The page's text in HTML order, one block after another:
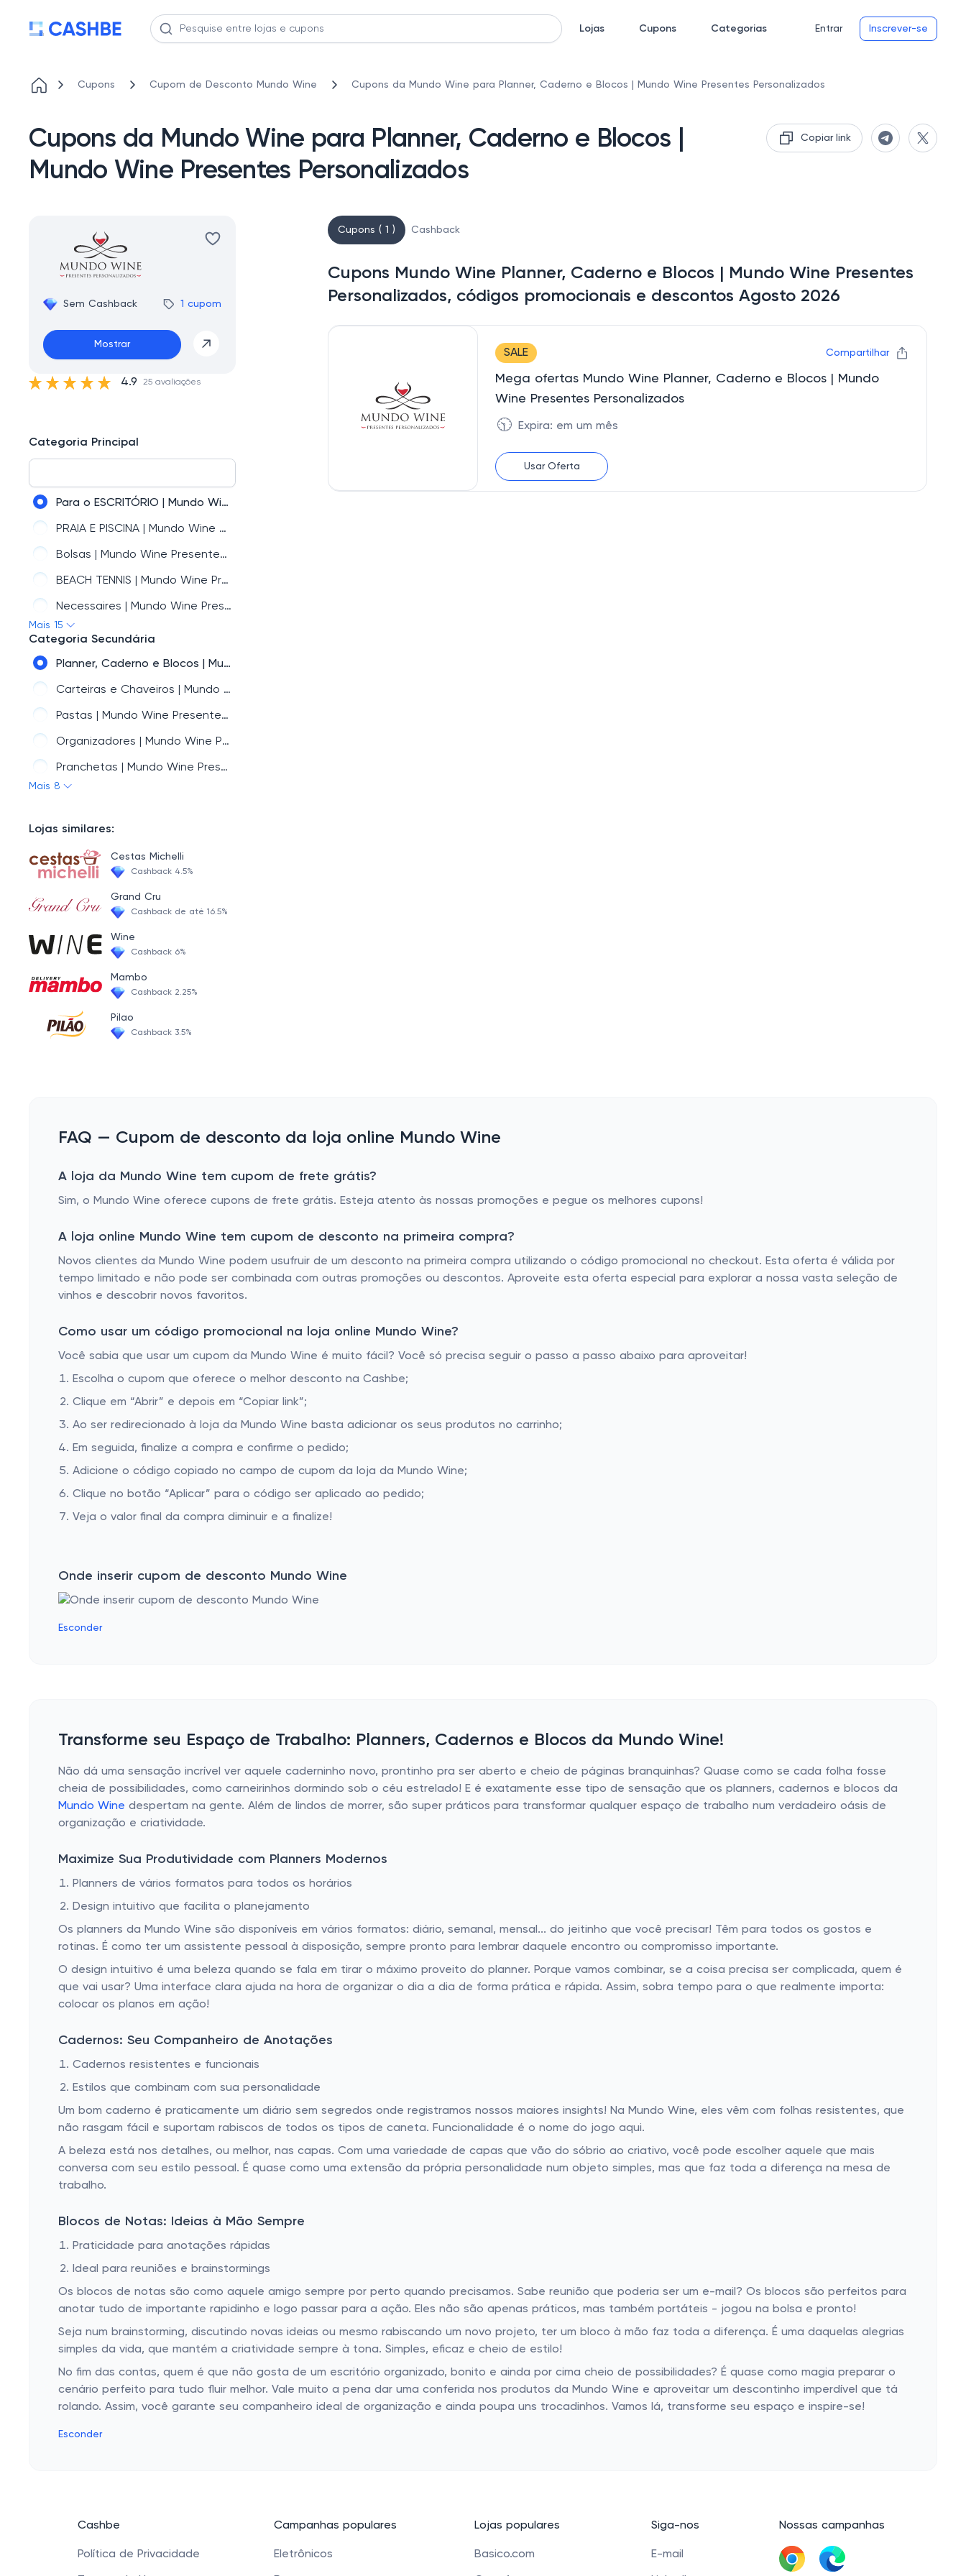
Lojas Cupons Categorias Entrar Inscrever-se
Cupons Cupom de Desconto Mundo Wine Cupons da Mundo Wine para Planner, Caderno e Blocos | Mundo Wine Presentes Personalizados
Cupons da Mundo Wine para Planner, Caderno e Blocos |
Mundo Wine Presentes Personalizados
Copiar link
Sem Cashback 1 cupom
Mostrar
4.9 25 avaliações
Categoria Principal
Para o ESCRITÓRIO | Mundo Wine Presentes Personalizados
PRAIA E PISCINA | Mundo Wine Presentes Personalizados
Bolsas | Mundo Wine Presentes Personalizados
BEACH TENNIS | Mundo Wine Presentes Personalizados
Necessaires | Mundo Wine Presentes Personalizados
MATERNIDADE | Mundo Wine Presentes Personalizados
Mais 15
Categoria Secundária
Planner, Caderno e Blocos | Mundo Wine Presentes Personalizados
Carteiras e Chaveiros | Mundo Wine Presentes Personalizados
Pastas | Mundo Wine Presentes Personalizados
Organizadores | Mundo Wine Presentes Personalizados
Pranchetas | Mundo Wine Presentes Personalizados
Mais 8
Lojas similares:
Cestas Michelli
Cashback 4.5%
Grand Cru
Cashback de até 16.5%
Wine
Cashback 6%
Mambo
Cashback 2.25%
Pilao
Cashback 3.5%
Cupons ( 1 ) Cashback
Cupons Mundo Wine Planner, Caderno e Blocos | Mundo Wine Presentes
Personalizados, códigos promocionais e descontos Agosto 2026
SALE Compartilhar
Mega ofertas Mundo Wine Planner, Caderno e Blocos | Mundo
Wine Presentes Personalizados
🕥 Expira: em um mês
Usar Oferta
FAQ — Cupom de desconto da loja online Mundo Wine
A loja da Mundo Wine tem cupom de frete grátis?
Sim, o Mundo Wine oferece cupons de frete grátis. Esteja atento às nossas promoções e pegue os melhores cupons!
A loja online Mundo Wine tem cupom de desconto na primeira compra?
Novos clientes da Mundo Wine podem usufruir de um desconto na primeira compra utilizando o código promocional no checkout. Esta oferta é válida por
tempo limitado e não pode ser combinada com outras promoções ou descontos. Aproveite esta oferta especial para explorar a nossa vasta seleção de
vinhos e descobrir novos favoritos.
Como usar um código promocional na loja online Mundo Wine?
Você sabia que usar um cupom da Mundo Wine é muito fácil? Você só precisa seguir o passo a passo abaixo para aproveitar!
Escolha o cupom que oferece o melhor desconto na Cashbe;
Clique em “Abrir” e depois em “Copiar link”;
Ao ser redirecionado à loja da Mundo Wine basta adicionar os seus produtos no carrinho;
Em seguida, finalize a compra e confirme o pedido;
Adicione o código copiado no campo de cupom da loja da Mundo Wine;
Clique no botão “Aplicar” para o código ser aplicado ao pedido;
Veja o valor final da compra diminuir e a finalize!
Onde inserir cupom de desconto Mundo Wine
Esconder
Transforme seu Espaço de Trabalho: Planners, Cadernos e Blocos da Mundo Wine!
Não dá uma sensação incrível ver aquele caderninho novo, prontinho pra ser aberto e cheio de páginas branquinhas? Quase como se cada folha fosse
cheia de possibilidades, como carneirinhos dormindo sob o céu estrelado! E é exatamente esse tipo de sensação que os planners, cadernos e blocos da
Mundo Wine despertam na gente. Além de lindos de morrer, são super práticos para transformar qualquer espaço de trabalho num verdadeiro oásis de
organização e criatividade.
Maximize Sua Produtividade com Planners Modernos
Planners de vários formatos para todos os horários
Design intuitivo que facilita o planejamento
Os planners da Mundo Wine são disponíveis em vários formatos: diário, semanal, mensal... do jeitinho que você precisar! Têm para todos os gostos e
rotinas. É como ter um assistente pessoal à disposição, sempre pronto para lembrar daquele encontro ou compromisso importante.
O design intuitivo é uma beleza quando se fala em tirar o máximo proveito do planner. Porque vamos combinar, se a coisa precisa ser complicada, quem é
que vai usar? Uma interface clara ajuda na hora de organizar o dia a dia de forma prática e rápida. Assim, sobra tempo para o que realmente importa:
colocar os planos em ação!
Cadernos: Seu Companheiro de Anotações
Cadernos resistentes e funcionais
Estilos que combinam com sua personalidade
Um bom caderno é praticamente um diário sem segredos onde registramos nossos maiores insights! Na Mundo Wine, eles vêm com folhas resistentes, que
não rasgam fácil e suportam rabiscos de todos os tipos de caneta. Funcionalidade é o nome do jogo aqui.
A beleza está nos detalhes, ou melhor, nas capas. Com uma variedade de capas que vão do sóbrio ao criativo, você pode escolher aquele que mais
conversa com seu estilo pessoal. É quase como uma extensão da própria personalidade num objeto simples, mas que faz toda a diferença na mesa de
trabalho.
Blocos de Notas: Ideias à Mão Sempre
Praticidade para anotações rápidas
Ideal para reuniões e brainstormings
Os blocos de notas são como aquele amigo sempre por perto quando precisamos. Sabe reunião que poderia ser um e-mail? Os blocos são perfeitos para
anotar tudo de importante rapidinho e logo passar para a ação. Eles não são apenas práticos, mas também portáteis - jogou na bolsa e pronto!
Seja num brainstorming, discutindo novas ideias ou mesmo rabiscando um novo projeto, ter um bloco à mão faz toda a diferença. É uma daquelas alegrias
simples da vida, que mantém a criatividade sempre à tona. Simples, eficaz e cheio de estilo!
No fim das contas, quem é que não gosta de um escritório organizado, bonito e ainda por cima cheio de possibilidades? É quase como magia preparar o
cenário perfeito para tudo fluir melhor. Vale muito a pena dar uma conferida nos produtos da Mundo Wine e aproveitar um descontinho imperdível que tá
rolando. Assim, você garante seu companheiro ideal de organização e ainda poupa uns trocadinhos. Vamos lá, transforme seu espaço e inspire-se!
Esconder
Cashbe
Política de Privacidade
Campanhas populares
Eletrônicos
Lojas populares
Basico.com
Siga-nos
E-mail
Nossas campanhas